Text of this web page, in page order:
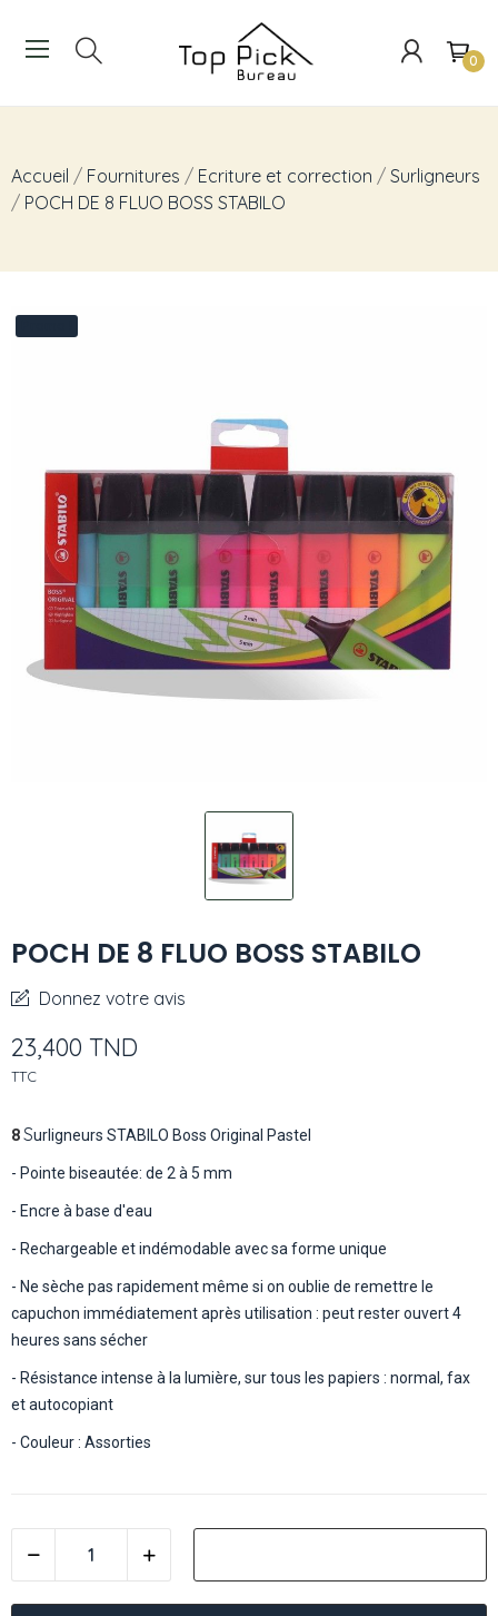
0
Accueil Fournitures Ecriture et correction
Surligneurs
POCH DE 8 FLUO BOSS STABILO
POCH DE 8 FLUO BOSS STABILO
Donnez votre avis
23,400 TND
TTC
8Surligneurs STABILO Boss Original Pastel
- Pointe biseautée: de 2 à 5 mm
- Encre à base d'eau
- Rechargeable et indémodable avec sa forme unique
- Ne sèche pas rapidement même si on oublie de remettre le
capuchon immédiatement après utilisation : peut rester ouvert 4
heures sans sécher
- Résistance intense à la lumière, sur tous les papiers : normal, fax
et autocopiant
- Couleur : Assorties